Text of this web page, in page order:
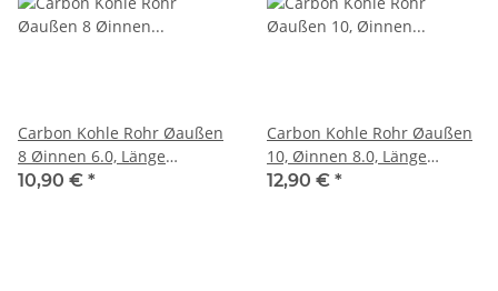
Carbon Kohle Rohr Øaußen
8 Øinnen 6.0, Länge
1000mm
10,90 € *
Carbon Kohle Rohr Øaußen
10, Øinnen 8.0, Länge
1000mm
12,90 € *